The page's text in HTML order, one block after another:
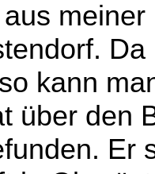
kann
über den
Er